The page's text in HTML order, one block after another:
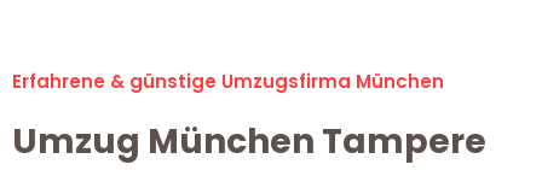
Erfahrene & günstige Umzugsfirma München
Umzug München Tampere